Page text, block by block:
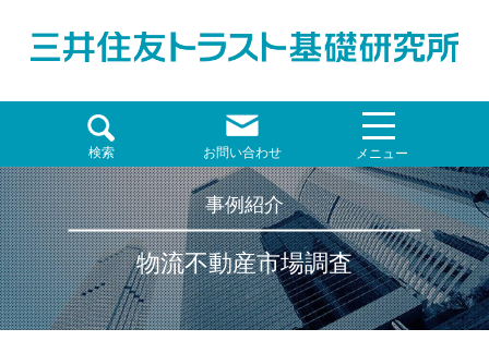
検索 お問い合わせ メニュー
事例紹介
物流不動産市場調査